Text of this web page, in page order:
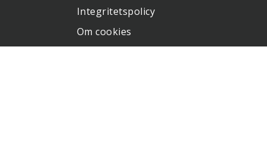
Integritetspolicy
Om cookies